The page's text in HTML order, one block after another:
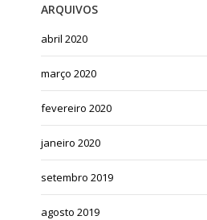
ARQUIVOS
abril 2020
março 2020
fevereiro 2020
janeiro 2020
setembro 2019
agosto 2019